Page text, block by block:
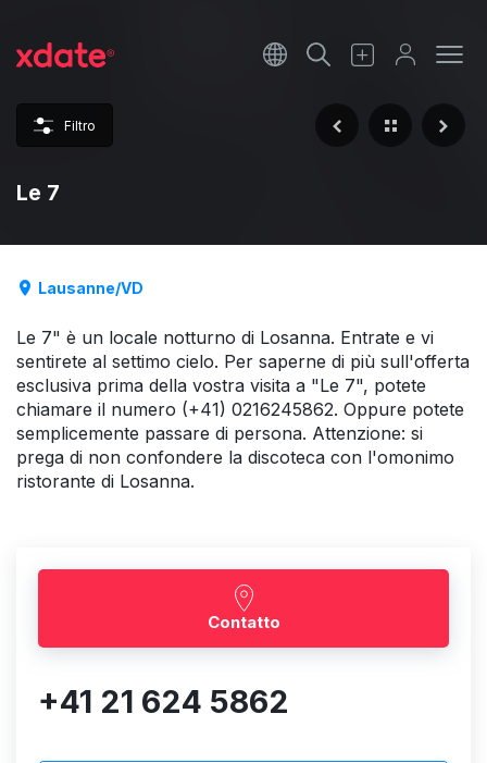
Filtro
Le 7
Lausanne/VD
Le 7" è un locale notturno di Losanna. Entrate e vi
sentirete al settimo cielo. Per saperne di più sull'offerta
esclusiva prima della vostra visita a "Le 7", potete
chiamare il numero (+41) 0216245862. Oppure potete
semplicemente passare di persona. Attenzione: si
prega di non confondere la discoteca con l'omonimo
ristorante di Losanna.
Contatto
+41 21 624 5862